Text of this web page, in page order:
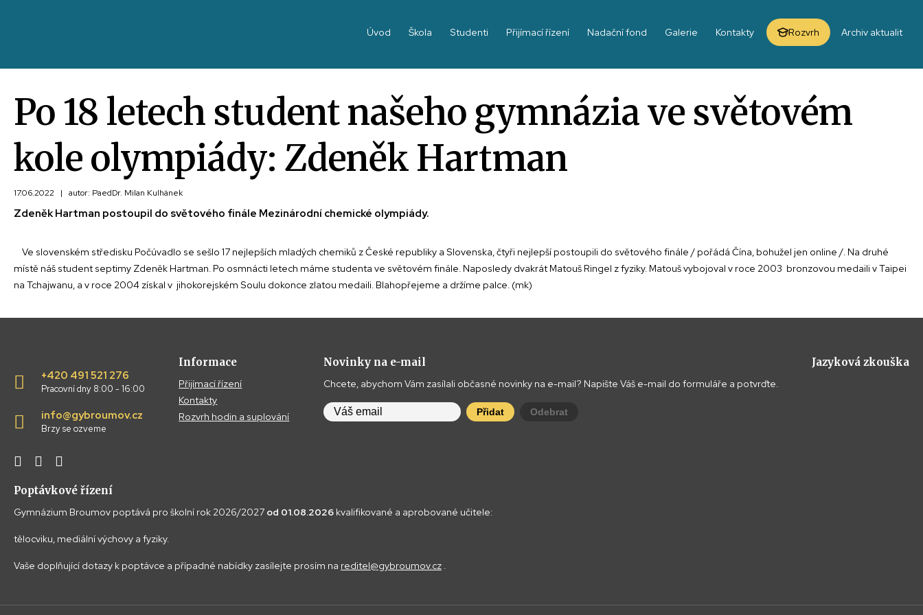
Úvod Škola Studenti Přijímací řízení Nadační fond Galerie Kontakty Rozvrh Archiv aktualit
Po 18 letech student našeho gymnázia ve světovém
kole olympiády: Zdeněk Hartman
17.06.2022 | autor: PaedDr. Milan Kulhánek
Zdeněk Hartman postoupil do světového finále Mezinárodní chemické olympiády.
Ve slovenském středisku Počúvadlo se sešlo 17 nejlepších mladých chemiků z České republiky a Slovenska, čtyři nejlepší postoupili do světového finále / pořádá Čína, bohužel jen online /. Na druhé
místě náš student septimy Zdeněk Hartman. Po osmnácti letech máme studenta ve světovém finále. Naposledy dvakrát Matouš Ringel z fyziky. Matouš vybojoval v roce 2003 bronzovou medaili v Taipei
na Tchajwanu, a v roce 2004 získal v jihokorejském Soulu dokonce zlatou medaili. Blahopřejeme a držíme palce. (mk)
+420 491 521 276
Pracovní dny 8:00 - 16:00
info@gybroumov.cz
Brzy se ozveme
Informace
Přijímací řízení
Kontakty
Rozvrh hodin a suplování
Novinky na e-mail
Chcete, abychom Vám zasílali občasné novinky na e-mail? Napište Váš e-mail do formuláře a potvrďte.
Přidat Odebrat
Jazyková zkouška
Poptávkové řízení
Gymnázium Broumov poptává pro školní rok 2026/2027 od 01.08.2026 kvalifikované a aprobované učitele:
tělocviku, mediální výchovy a fyziky.
Vaše doplňující dotazy k poptávce a případné nabídky zasílejte prosím na reditel@gybroumov.cz .